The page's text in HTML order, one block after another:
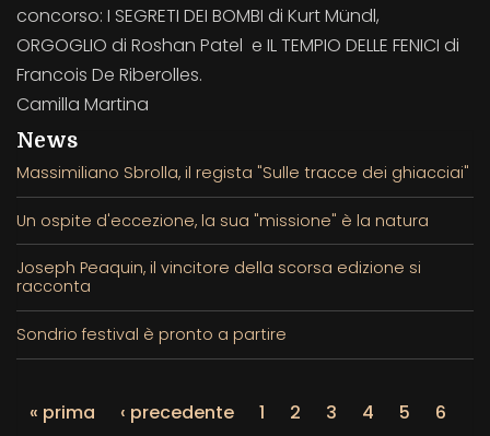
concorso: I SEGRETI DEI BOMBI di Kurt Mündl,
ORGOGLIO di Roshan Patel e IL TEMPIO DELLE FENICI di
Francois De Riberolles.
Camilla Martina
News
Massimiliano Sbrolla, il regista "Sulle tracce dei ghiacciai"
Un ospite d'eccezione, la sua "missione" è la natura
Joseph Peaquin, il vincitore della scorsa edizione si
racconta
Sondrio festival è pronto a partire
« prima ‹ precedente 1 2 3 4 5
6